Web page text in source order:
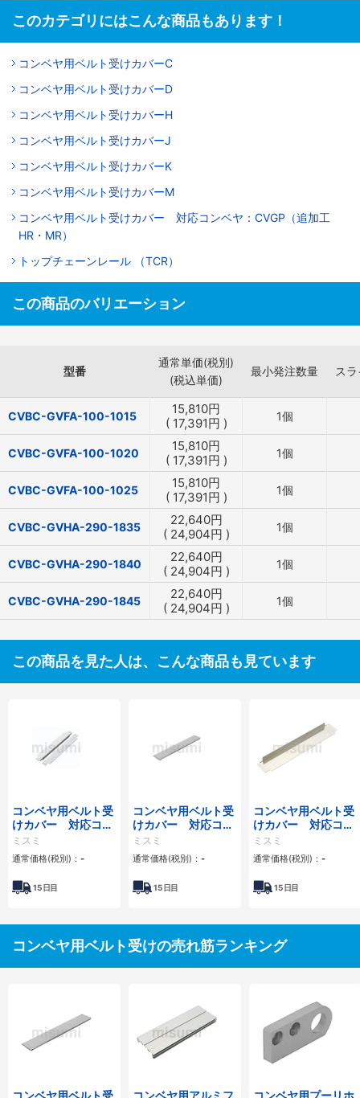
このカテゴリにはこんな商品もあります！
コンベヤ用ベルト受けカバーC
コンベヤ用ベルト受けカバーD
コンベヤ用ベルト受けカバーH
コンベヤ用ベルト受けカバーJ
コンベヤ用ベルト受けカバーK
コンベヤ用ベルト受けカバーM
コンベヤ用ベルト受けカバー 対応コンベヤ：CVGP（追加工
HR・MR）
トップチェーンレール （TCR）
この商品のバリエーション
型番
通常単価(税別)
(税込単価)
最小発注数量 ス
CVBC-GVFA-100-1015 15,810円
( 17,391円 ) 1個
CVBC-GVFA-100-1020 15,810円
( 17,391円 ) 1個
CVBC-GVFA-100-1025 15,810円
( 17,391円 ) 1個
CVBC-GVHA-290-1835 22,640円
( 24,904円 ) 1個
CVBC-GVHA-290-1840 22,640円
( 24,904円 ) 1個
CVBC-GVHA-290-1845 22,640円
( 24,904円 ) 1個
この商品を見た人は、こんな商品も見ています
コンベヤ用ベルト受
けカバー 対応コン
ベヤ：CVGP
ミスミ
通常価格(税別)： -
15日目
コンベヤ用ベルト受
けカバー 対応コン
ベヤ：CVGD
ミスミ
通常価格(税別)： -
15日目
コンベヤ用ベルト受
けカバー 対応コン
ベヤ：CVGC
ミスミ
通常価格(税別)： -
15日目
コンベヤ用ベルト受けの売れ筋ランキング
コンベヤ用ベルト受 コンベヤ用アルミフ コンベヤ用プーリホ